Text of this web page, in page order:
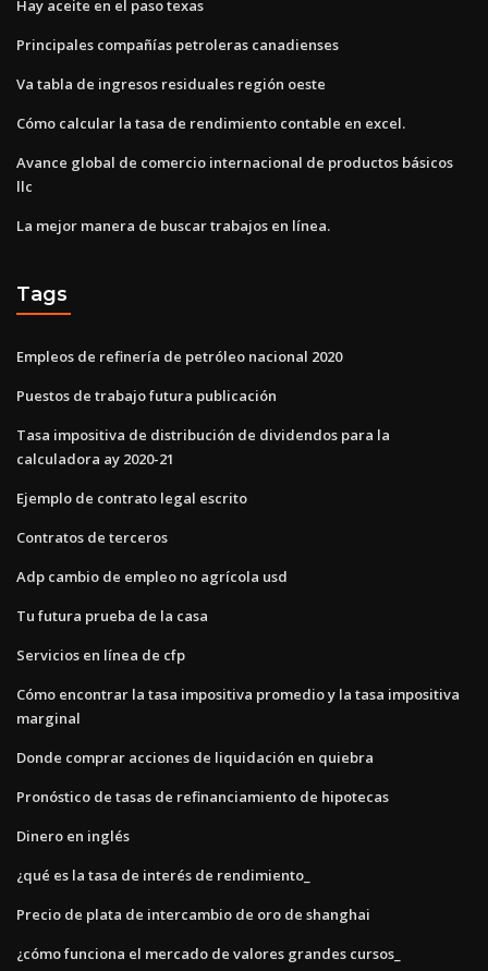
Hay aceite en el paso texas
Principales compañías petroleras canadienses
Va tabla de ingresos residuales región oeste
Cómo calcular la tasa de rendimiento contable en excel.
Avance global de comercio internacional de productos básicos
llc
La mejor manera de buscar trabajos en línea.
Tags
Empleos de refinería de petróleo nacional 2020
Puestos de trabajo futura publicación
Tasa impositiva de distribución de dividendos para la
calculadora ay 2020-21
Ejemplo de contrato legal escrito
Contratos de terceros
Adp cambio de empleo no agrícola usd
Tu futura prueba de la casa
Servicios en línea de cfp
Cómo encontrar la tasa impositiva promedio y la tasa impositiva
marginal
Donde comprar acciones de liquidación en quiebra
Pronóstico de tasas de refinanciamiento de hipotecas
Dinero en inglés
¿qué es la tasa de interés de rendimiento_
Precio de plata de intercambio de oro de shanghai
¿cómo funciona el mercado de valores grandes cursos_